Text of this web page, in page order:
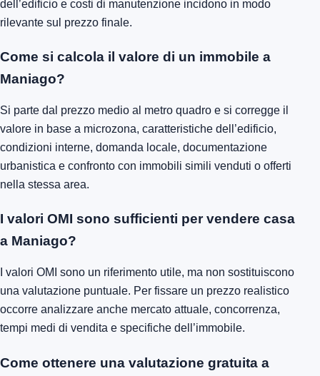
dell’edificio e costi di manutenzione incidono in modo
rilevante sul prezzo finale.
Come si calcola il valore di un immobile a
Maniago?
Si parte dal prezzo medio al metro quadro e si corregge il
valore in base a microzona, caratteristiche dell’edificio,
condizioni interne, domanda locale, documentazione
urbanistica e confronto con immobili simili venduti o offerti
nella stessa area.
I valori OMI sono sufficienti per vendere casa
a Maniago?
I valori OMI sono un riferimento utile, ma non sostituiscono
una valutazione puntuale. Per fissare un prezzo realistico
occorre analizzare anche mercato attuale, concorrenza,
tempi medi di vendita e specifiche dell’immobile.
Come ottenere una valutazione gratuita a